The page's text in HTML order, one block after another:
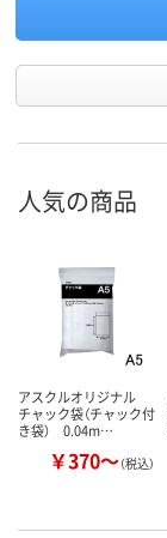
人気の商品
アスクルオリジナル
チャック袋（チャック付
き袋） 0.04m…
￥370～（税込）